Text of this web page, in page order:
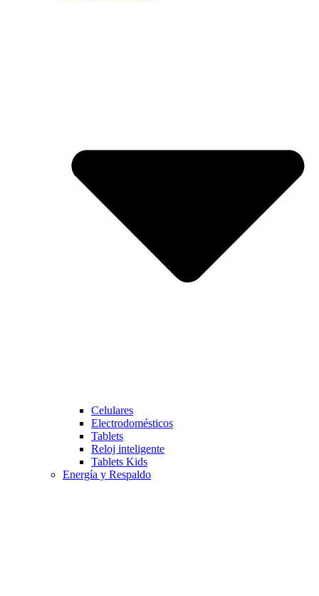
Celulares
Electrodomésticos
Tablets
Reloj inteligente
Tablets Kids
Energía y Respaldo